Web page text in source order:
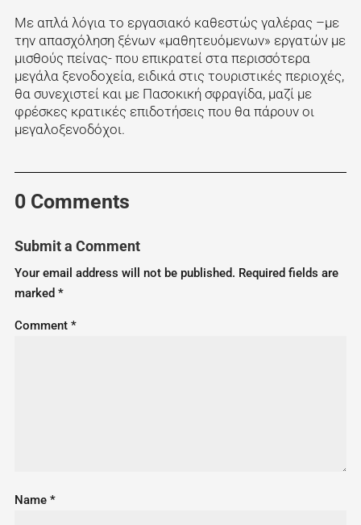
Με απλά λόγια το εργασιακό καθεστώς γαλέρας –με
την απασχόληση ξένων «μαθητευόμενων» εργατών με
μισθούς πείνας- που επικρατεί στα περισσότερα
μεγάλα ξενοδοχεία, ειδικά στις τουριστικές περιοχές,
θα συνεχιστεί και με Πασοκική σφραγίδα, μαζί με
φρέσκες κρατικές επιδοτήσεις που θα πάρουν οι
μεγαλοξενοδόχοι.
0 Comments
Submit a Comment
Your email address will not be published. Required fields are
marked *
Comment *
Name *